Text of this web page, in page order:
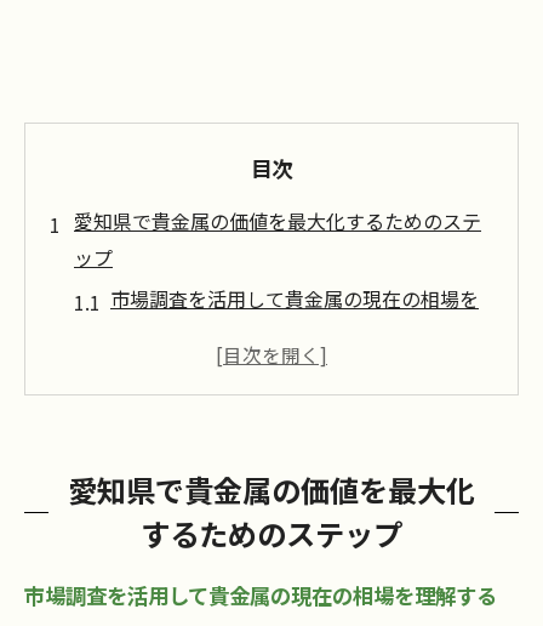
目次
愛知県で貴金属の価値を最大化するためのステ
ップ
市場調査を活用して貴金属の現在の相場を
貴金属の品質評価をプロに依頼するメリッ
買取前に知っておくべき貴金属の基礎知識
交渉力を高めるための情報収集方法
愛知県で貴金属の価値を最大化
するためのステップ
市場調査を活用して貴金属の現在の相場を理解する